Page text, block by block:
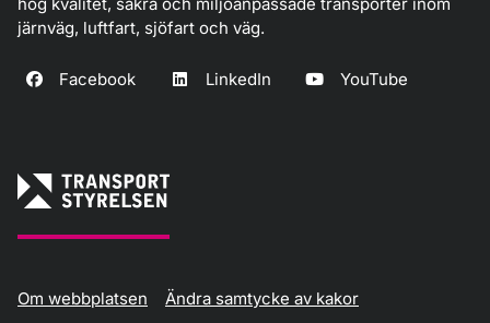
järnväg, luftfart, sjöfart och väg.
Facebook LinkedIn YouTube
Om webbplatsen Ändra samtycke av kakor